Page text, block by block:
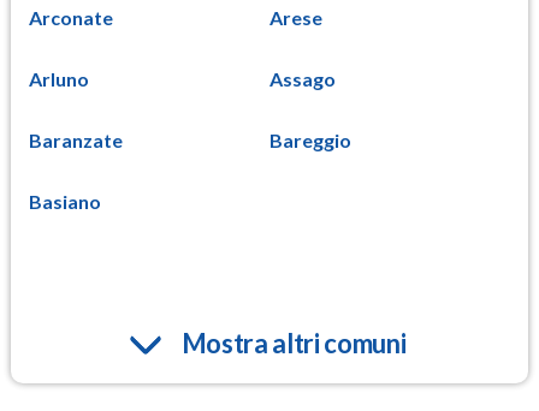
Arconate Arese
Arluno Assago
Baranzate Bareggio
Basiano
Mostra altri comuni